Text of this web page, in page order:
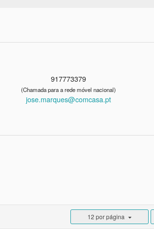
917773379
(Chamada para a rede móvel nacional)
jose.marques@comcasa.pt
12 por página